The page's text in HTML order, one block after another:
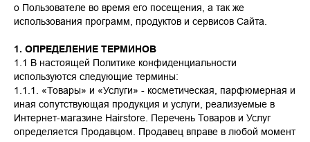
о Пользователе во время его посещения, а так же
использования программ, продуктов и сервисов Сайта.
1. ОПРЕДЕЛЕНИЕ ТЕРМИНОВ
1.1 В настоящей Политике конфиденциальности
используются следующие термины:
1.1.1. «Товары» и «Услуги» - косметическая, парфюмерная и
иная сопутствующая продукция и услуги, реализуемые в
Интернет-магазине Hairstore. Перечень Товаров и Услуг
определяется Продавцом. Продавец вправе в любой момент